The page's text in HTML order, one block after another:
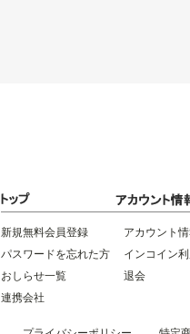
新規無料会員登録
パスワードを忘れた方
おしらせ一覧
連携会社
アカウント
インコイン
退会